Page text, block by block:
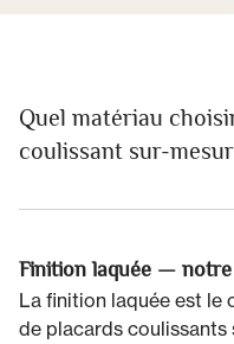
Quel matériau
coulissant sur-
Finition laquée —
La finition laquée est le
de placards coulissants